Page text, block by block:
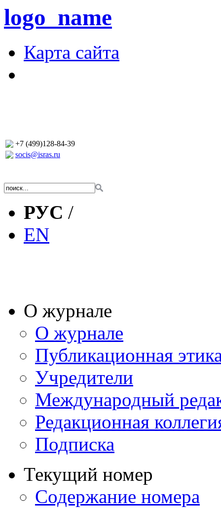
logo_name
Карта сайта
+7 (499)128-84-39
socis@isras.ru
РУС /
EN
О журнале
О журнале
Публикационная
Учредители
Международный
Редакционная
Подписка
Текущий номер
Содержание номера